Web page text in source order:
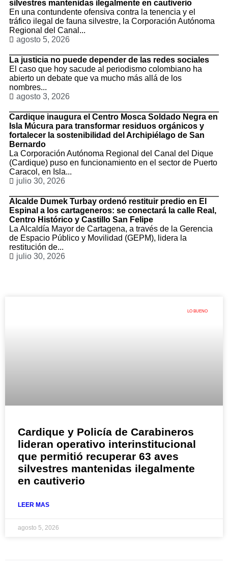
silvestres mantenidas ilegalmente en cautiverio
En una contundente ofensiva contra la tenencia y el
tráfico ilegal de fauna silvestre, la Corporación Autónoma
Regional del Canal...
agosto 5, 2026
La justicia no puede depender de las redes sociales
El caso que hoy sacude al periodismo colombiano ha
abierto un debate que va mucho más allá de los
nombres...
agosto 3, 2026
Cardique inaugura el Centro Mosca Soldado Negra en
Isla Múcura para transformar residuos orgánicos y
fortalecer la sostenibilidad del Archipiélago de San
Bernardo
La Corporación Autónoma Regional del Canal del Dique
(Cardique) puso en funcionamiento en el sector de Puerto
Caracol, en Isla...
julio 30, 2026
Alcalde Dumek Turbay ordenó restituir predio en El
Espinal a los cartageneros: se conectará la calle Real,
Centro Histórico y Castillo San Felipe
La Alcaldía Mayor de Cartagena, a través de la Gerencia
de Espacio Público y Movilidad (GEPM), lidera la
restitución de...
julio 30, 2026
LO BUENO
Cardique y Policía de Carabineros
lideran operativo interinstitucional
que permitió recuperar 63 aves
silvestres mantenidas ilegalmente
en cautiverio
LEER MAS
agosto 5, 2026